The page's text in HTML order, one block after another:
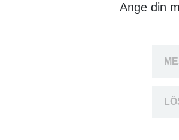
Ange din